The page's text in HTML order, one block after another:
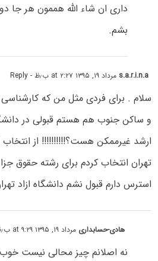
داری ان شاء الله هممون هر جا
بشم.
s.a.r.i.n.a مرداد ۱۹, ۱۳۹۵ at ۲:۲۷ ب٫ظ - Reply
سلام . برای فردی مثل من که
و ساکن جنوب هم هستم قبولی در
ارشد غیرممکن هست؟!!!!!!!!!! از انتخاب
تهران انتخاب کردم برای رشته حقوق
استرس دارم قبول نشم دانشگاه ازاد
هادی-حسابداری مرداد ۱۹, ۱۳۹۵ at ۹:۲۹ ب٫ظ
نه اصلانم چیز محالی نیست